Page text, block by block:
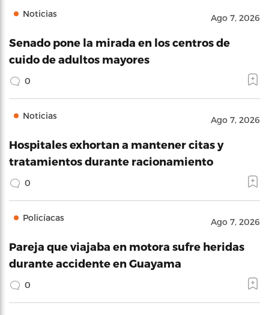
Noticias Ago 7, 2026
Senado pone la mirada en los centros de
cuido de adultos mayores
0
Noticias Ago 7, 2026
Hospitales exhortan a mantener citas y
tratamientos durante racionamiento
0
Policíacas Ago 7, 2026
Pareja que viajaba en motora sufre heridas
durante accidente en Guayama
0